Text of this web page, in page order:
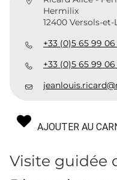
Hermilix
12400 Versols-et-
+33 (0)5 65 99
+33 (0)5 65 99
AJOUTER AU
Visite guidée